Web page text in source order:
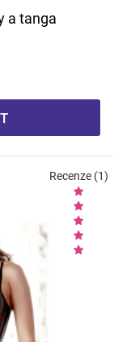
a tanga
Recenze (1)